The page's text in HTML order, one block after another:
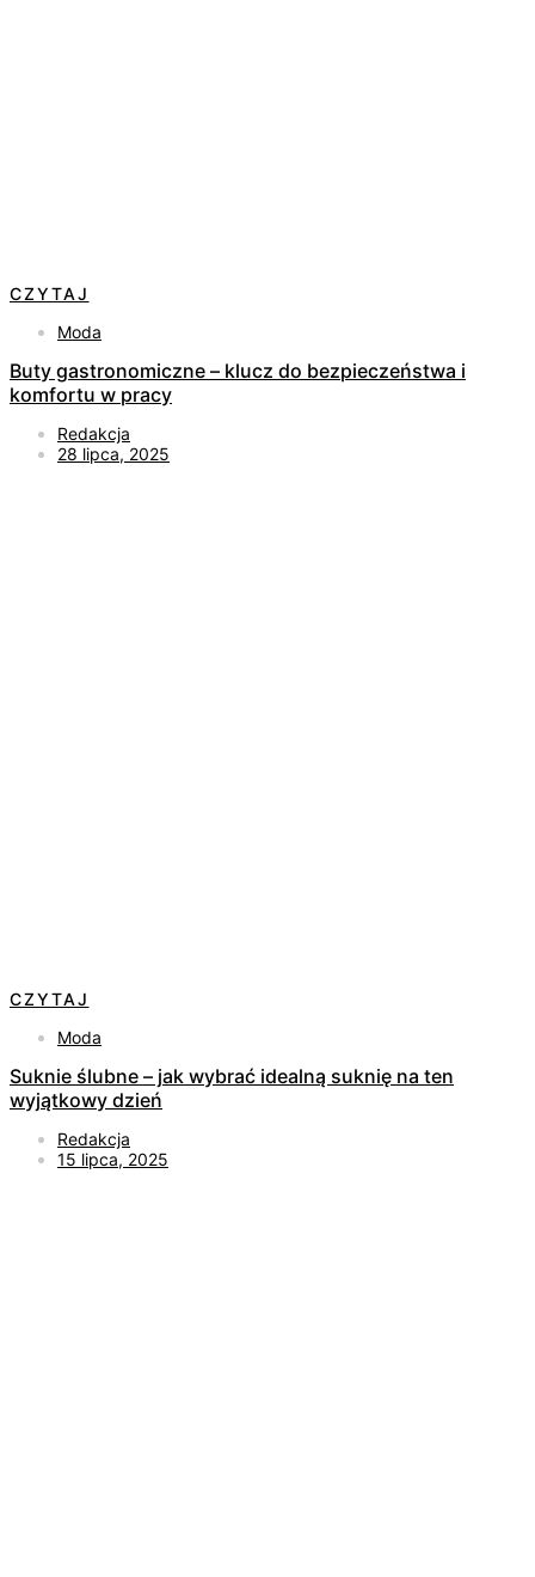
CZYTAJ
Moda
Buty gastronomiczne – klucz do bezpieczeństwa i
komfortu w pracy
Redakcja
28 lipca, 2025
CZYTAJ
Moda
Suknie ślubne – jak wybrać idealną suknię na ten
wyjątkowy dzień
Redakcja
15 lipca, 2025